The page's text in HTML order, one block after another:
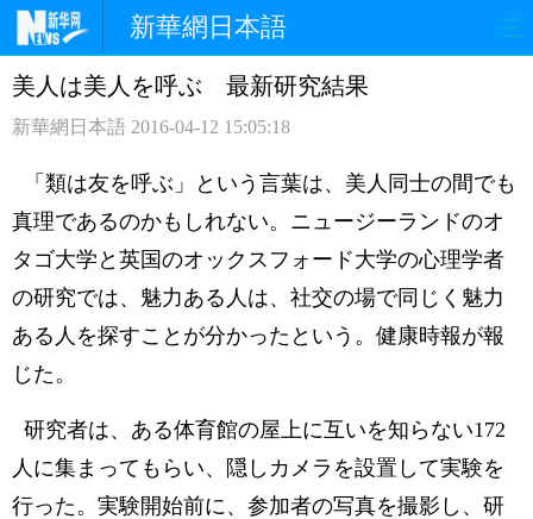
新華網日本語
ホームページ 政治
観光 写真
中日対訳
美人は美人を呼ぶ 最新研究結果
新華網日本語 2016-04-12 15:05:18
「類は友を呼ぶ」という言葉は、美人同士の間でも
真理であるのかもしれない。ニュージーランドのオ
タゴ大学と英国のオックスフォード大学の心理学者
の研究では、魅力ある人は、社交の場で同じく魅力
ある人を探すことが分かったという。健康時報が報
じた。
研究者は、ある体育館の屋上に互いを知らない172
人に集まってもらい、隠しカメラを設置して実験を
行った。実験開始前に、参加者の写真を撮影し、研